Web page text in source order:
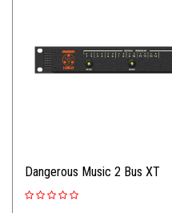
Dangerous Music 2 Bus XT